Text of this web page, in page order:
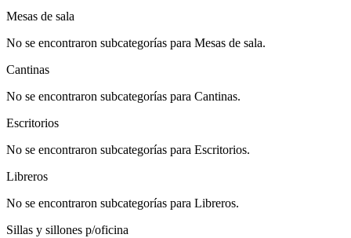
Mesas de sala
No se encontraron subcategorías para Mesas de sala.
Cantinas
No se encontraron subcategorías para Cantinas.
Escritorios
No se encontraron subcategorías para Escritorios.
Libreros
No se encontraron subcategorías para Libreros.
Sillas y sillones p/oficina